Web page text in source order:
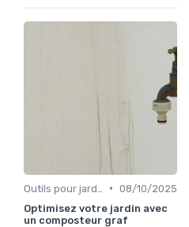
• 08/10/2025
Optimisez votre jardin avec
un composteur graf